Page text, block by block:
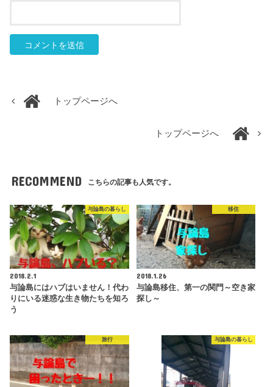
トップページへ
トップページへ
RECOMMEND こちらの記事も人気です。
与論島の暮らし
2018.2.1
与論島にはハブはいません！代わ
りにいる迷惑な生き物たちを知ろ
う
移住
2018.1.26
与論島移住、第一の関門～空き家
探し～
旅行 与論島の暮らし